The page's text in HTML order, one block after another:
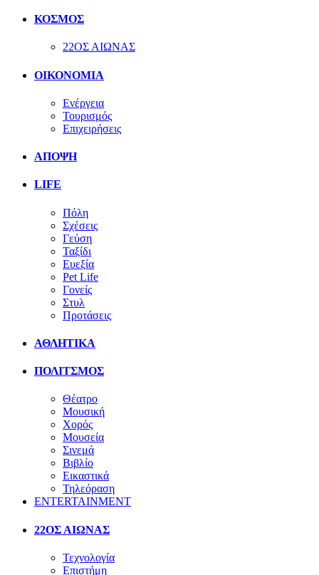
ΚΟΣΜΟΣ
22ΟΣ ΑΙΩΝΑΣ
ΟΙΚΟΝΟΜΙΑ
Ενέργεια
Τουρισμός
Επιχειρήσεις
ΑΠΟΨΗ
LIFE
Πόλη
Σχέσεις
Γεύση
Ταξίδι
Ευεξία
Pet Life
Γονείς
Στυλ
Προτάσεις
ΑΘΛΗΤΙΚΑ
ΠΟΛΙΤΣΜΟΣ
Θέατρο
Μουσική
Χορός
Μουσεία
Σινεμά
Βιβλίο
Εικαστικά
Τηλεόραση
ENTERTAINMENT
22ΟΣ ΑΙΩΝΑΣ
Τεχνολογία
Επιστήμη